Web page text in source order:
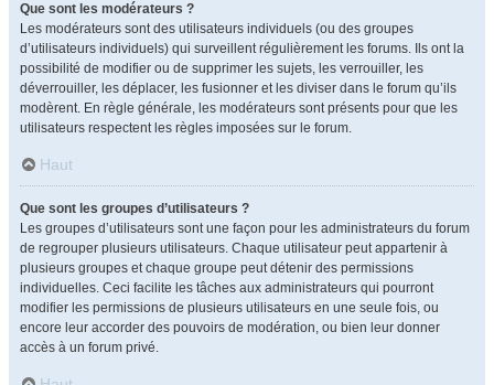
Que sont les modérateurs ?
Les modérateurs sont des utilisateurs individuels (ou des groupes
d’utilisateurs individuels) qui surveillent régulièrement les forums. Ils ont la
possibilité de modifier ou de supprimer les sujets, les verrouiller, les
déverrouiller, les déplacer, les fusionner et les diviser dans le forum qu’ils
modèrent. En règle générale, les modérateurs sont présents pour que les
utilisateurs respectent les règles imposées sur le forum.
Haut
Que sont les groupes d’utilisateurs ?
Les groupes d’utilisateurs sont une façon pour les administrateurs du forum
de regrouper plusieurs utilisateurs. Chaque utilisateur peut appartenir à
plusieurs groupes et chaque groupe peut détenir des permissions
individuelles. Ceci facilite les tâches aux administrateurs qui pourront
modifier les permissions de plusieurs utilisateurs en une seule fois, ou
encore leur accorder des pouvoirs de modération, ou bien leur donner
accès à un forum privé.